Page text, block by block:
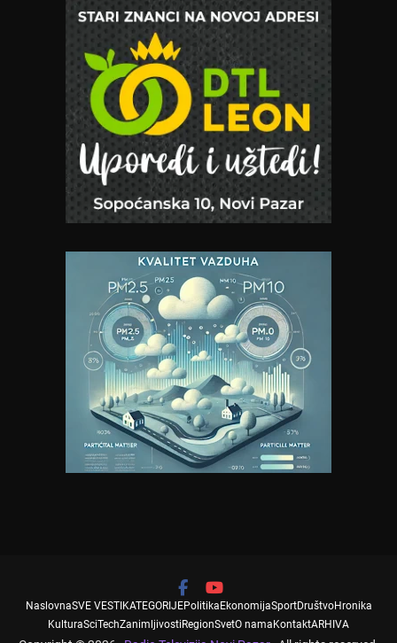
NaslovnaSVE VESTI KATEGORIJEPolitika EkonomijaSportDruštvoHronika
KulturaSciTechZanimljivosti RegionSvetO nama KontaktARHIVA